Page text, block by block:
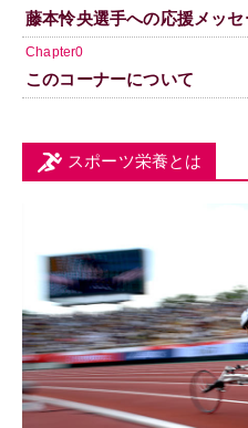
藤本怜央選手への応援メッセ
Chapter0
このコーナーについて
スポーツ栄養とは